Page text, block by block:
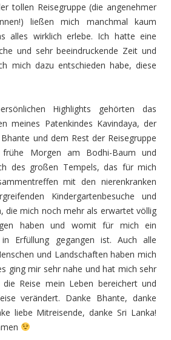
tollen Reisegruppe (die angenehmer
ließen mich manchmal kaum
alles wirklich erlebe. Ich hatte eine
und sehr beeindruckende Zeit und
mich dazu entschieden habe, diese
Highlights gehörten das
meines Patenkindes Kavindaya, der
und dem Rest der Reisegruppe
Morgen am Bodhi-Baum und
des großen Tempels, das für mich
mit den nierenkranken
Kindergartenbesuche und
die mich noch mehr als erwartet völlig
haben und womit für mich ein
Erfüllung gegangen ist. Auch alle
und Landschaften haben mich
ging mir sehr nahe und hat mich sehr
Reise mein Leben bereichert und
verändert. Danke Bhante, danke
liebe Mitreisende, danke Sri Lanka!